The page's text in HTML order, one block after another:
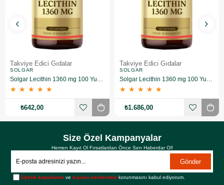
Takviye Edici Gıdalar
SOLGAR
Solgar Lecithin 1360 mg 100 Yumuşak Jelatin Kapsül
★ ★ ★ ★ ★
₺642,00
Takviye Edici Gıdalar
SOLGAR
Solgar Lecithin 1360 mg 100 Yumuşak Jelatin Kapsül 3 Adet
★ ★ ★ ★ ★
₺1.686,00
Size Özel Kampanyalar
Hemen Kayıt Ol Fırsatlardan Önce Sen Haberdar Ol!
Gönder
Üyelik koşullarını vekişisel verilerimin korunmasını kabul ediyorum.